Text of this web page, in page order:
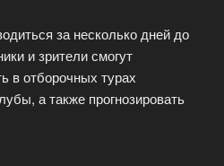
за несколько дней до
и зрители смогут
в отборочных турах
а также прогнозировать